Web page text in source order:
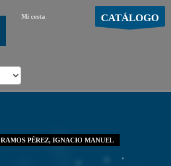
Mi cesta CATÁLOGO
RAMOS PÉREZ, IGNACIO MANUEL